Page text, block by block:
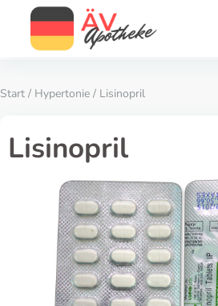
Start / Hypertonie / Lisinopril
Lisinopril